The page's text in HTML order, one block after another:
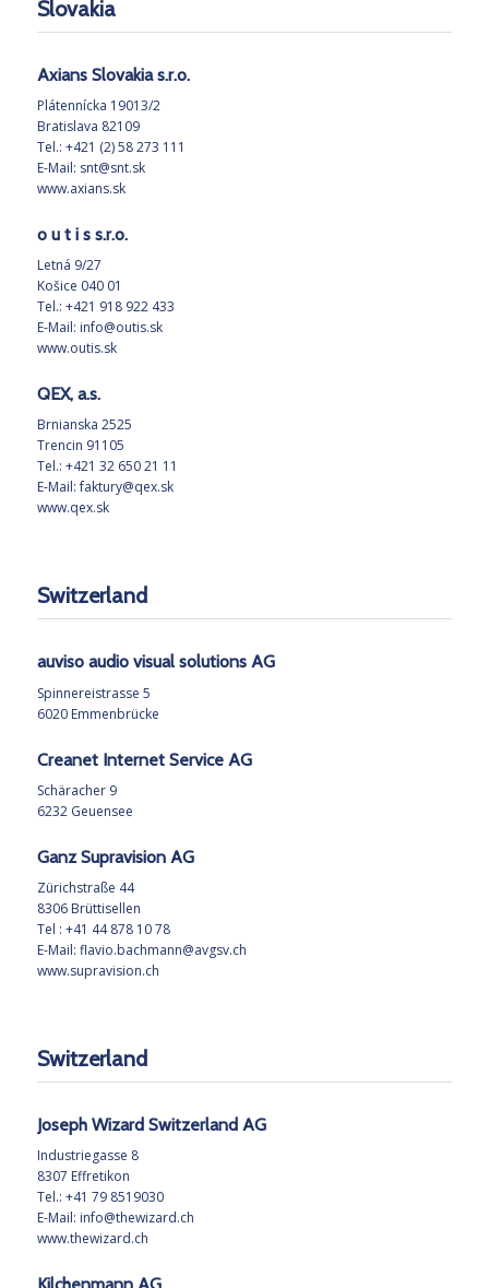
Slovakia
Axians Slovakia s.r.o.
Plátennícka 19013/2
Bratislava 82109
Tel.: +421 (2) 58 273 111
E-Mail: snt@snt.sk
www.axians.sk
o u t i s s.r.o.
Letná 9/27
Košice 040 01
Tel.: +421 918 922 433
E-Mail: info@outis.sk
www.outis.sk
QEX, a.s.
Brnianska 2525
Trencin 91105
Tel.: +421 32 650 21 11
E-Mail:faktury@qex.sk
www.qex.sk
Switzerland
auviso audio visual solutions AG
Spinnereistrasse 5
6020 Emmenbrücke
Creanet Internet Service AG
Schäracher 9
6232 Geuensee
Ganz Supravision AG
Zürichstraße 44
8306 Brüttisellen
Tel : +41 44 878 10 78
E-Mail: flavio.bachmann@avgsv.ch
www.supravision.ch
Switzerland
Joseph Wizard Switzerland AG
Industriegasse 8
8307 Effretikon
Tel.: +41 79 8519030
E-Mail: info@thewizard.ch
www.thewizard.ch